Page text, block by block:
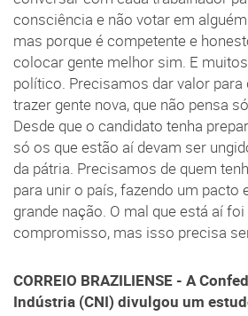
consciência e não votar em
mas porque é competente e
colocar gente melhor sim. E
político. Precisamos dar valor para
trazer gente nova, que não pensa
Desde que o candidato tenha
só os que estão aí devam ser
da pátria. Precisamos de quem
para unir o país, fazendo um pacto
grande nação. O mal que está aí
compromisso, mas isso precisa
CORREIO BRAZILIENSE - A
Indústria (CNI) divulgou um